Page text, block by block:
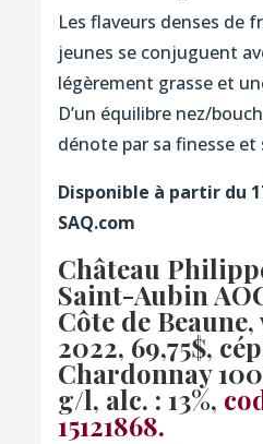
Les flaveurs denses de
jeunes se conjuguent
légèrement grasse et
D’un équilibre nez/
dénote par sa finesse et
Disponible à partir du
SAQ.com
Château
Saint-Aubin
Côte de
2022, 69,75$,
Chardonnay
g/l, alc. : 13%,
15121868.